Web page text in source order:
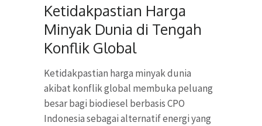
Ketidakpastian Harga
Minyak Dunia di Tengah
Konflik Global
Ketidakpastian harga minyak dunia
akibat konflik global membuka peluang
besar bagi biodiesel berbasis CPO
Indonesia sebagai alternatif energi yang